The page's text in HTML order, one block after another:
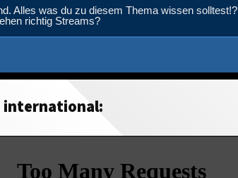
Alles was du zu diesem Thema wissen solltest!?
richtig Streams?
international: